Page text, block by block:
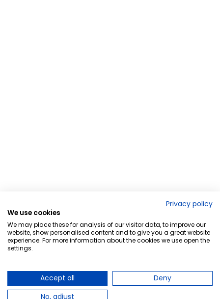
Privacy policy
We use cookies
We may place these for analysis of our visitor data, to improve our
website, show personalised content and to give you a great website
experience. For more information about the cookies we use open the
settings.
Accept all
Deny
No, adjust